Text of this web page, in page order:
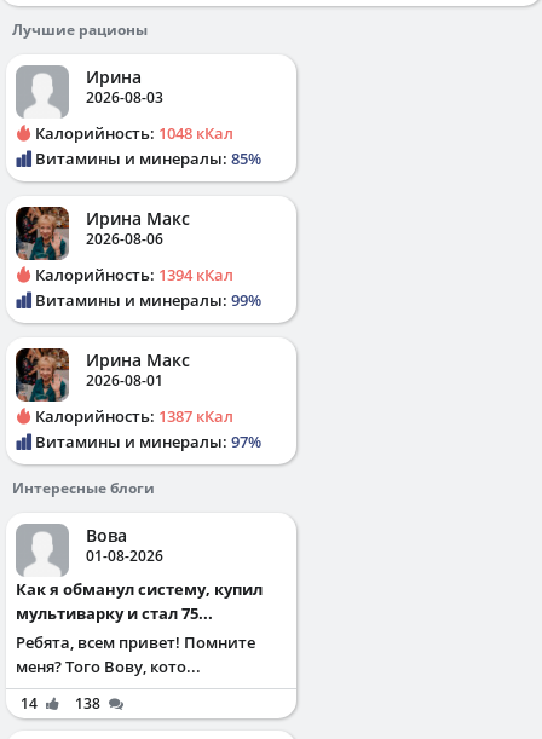
Лучшие рационы
Ирина
2026-08-03
Калорийность: 1048 кКал
Витамины и минералы: 85%
Ирина Макс
2026-08-06
Калорийность: 1394 кКал
Витамины и минералы: 99%
Ирина Макс
2026-08-01
Калорийность: 1387 кКал
Витамины и минералы: 97%
Интересные блоги
Вова
01-08-2026
Как я обманул систему, купил
мультиварку и стал 75...
Ребята, всем привет! Помните
меня? Того Вову, кото...
14 138